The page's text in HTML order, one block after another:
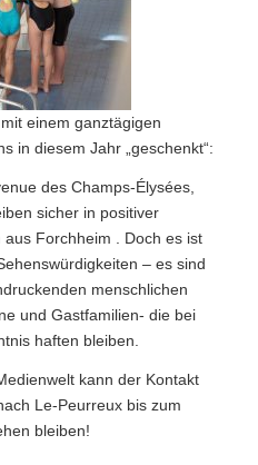
einem ganztägigen
in diesem Jahr „geschenkt“:
des Champs-Élysées,
sicher in positiver
Forchheim . Doch es ist
– es sind
menschlichen
und Gastfamilien- die bei
haften bleiben.
kann der Kontakt
Le-Peurreux bis zum
bleiben!